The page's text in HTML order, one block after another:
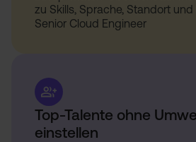
Top-Talente ohne
einstellen